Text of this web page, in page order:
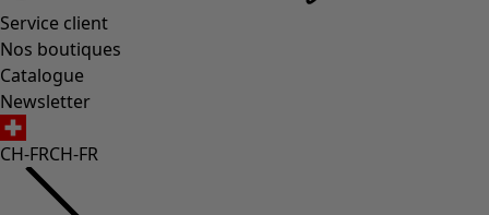
Service client
Nos boutiques
Catalogue
Newsletter
CH-FRCH-FR